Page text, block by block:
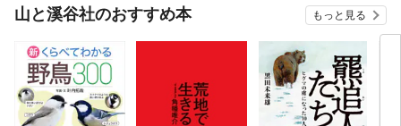
山と溪谷社のおすすめ本 もっと見る